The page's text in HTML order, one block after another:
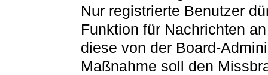
Nur registrierte Benutzer
Funktion für Nachrichten
diese von der Board-
Maßnahme soll den